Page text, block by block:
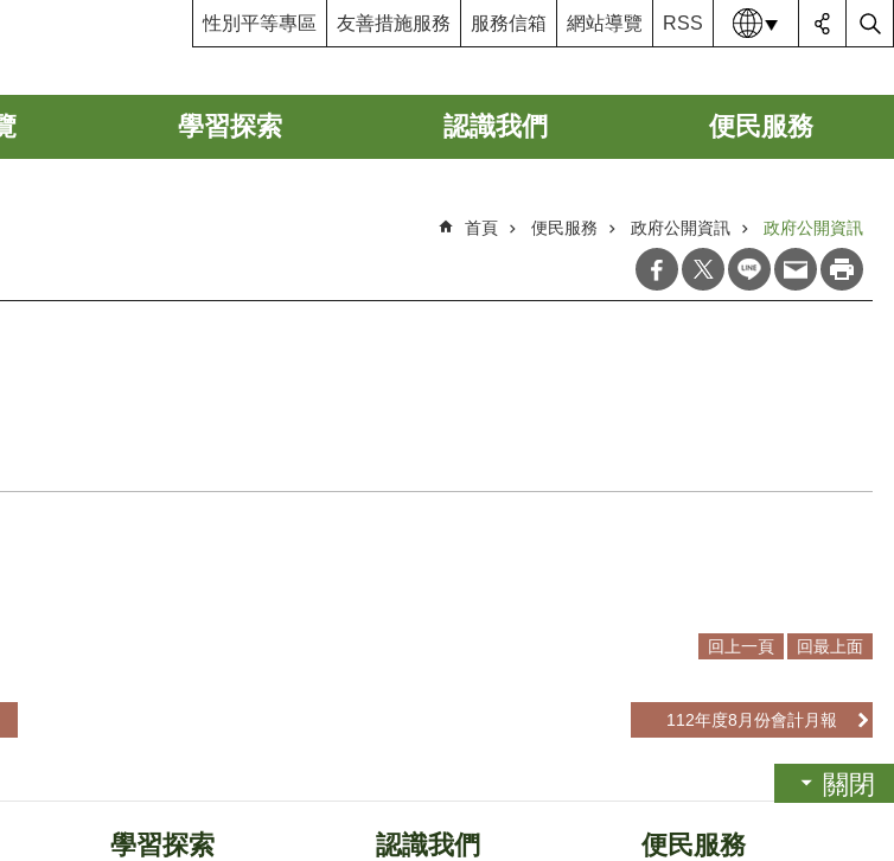
性別平等專區 友善措施服務 服務信箱 網站導覽 RSS 語系
學習探索 認識我們 便民服務
首頁 便民服務 政府公開資訊 政府公開資訊
回上一頁 回最上面
112年度8月份會計月報
關閉
學習探索 認識我們 便民服務